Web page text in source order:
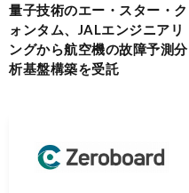
量子技術のエー・スター・ク
ォンタム、JALエンジニアリ
ングから航空機の故障予測分
析基盤構築を受託